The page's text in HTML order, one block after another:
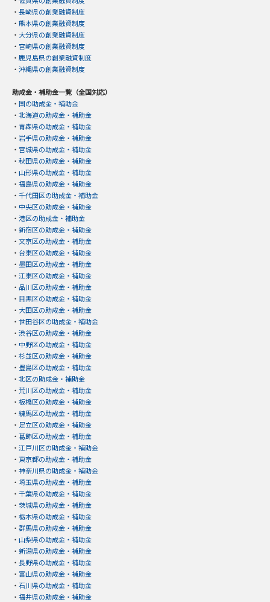
・ 長崎県の創業融資制度
・ 熊本県の創業融資制度
・ 大分県の創業融資制度
・ 宮崎県の創業融資制度
・ 鹿児島県の創業融資制度
・ 沖縄県の創業融資制度
助成金・補助金一覧（全国対応）
・ 国の助成金・補助金
・ 北海道の助成金・補助金
・ 青森県の助成金・補助金
・ 岩手県の助成金・補助金
・ 宮城県の助成金・補助金
・ 秋田県の助成金・補助金
・ 山形県の助成金・補助金
・ 福島県の助成金・補助金
・ 千代田区の助成金・補助金
・ 中央区の助成金・補助金
・ 港区の助成金・補助金
・ 新宿区の助成金・補助金
・ 文京区の助成金・補助金
・ 台東区の助成金・補助金
・ 墨田区の助成金・補助金
・ 江東区の助成金・補助金
・ 品川区の助成金・補助金
・ 目黒区の助成金・補助金
・ 大田区の助成金・補助金
・ 世田谷区の助成金・補助金
・ 渋谷区の助成金・補助金
・ 中野区の助成金・補助金
・ 杉並区の助成金・補助金
・ 豊島区の助成金・補助金
・ 北区の助成金・補助金
・ 荒川区の助成金・補助金
・ 板橋区の助成金・補助金
・ 練馬区の助成金・補助金
・ 足立区の助成金・補助金
・ 葛飾区の助成金・補助金
・ 江戸川区の助成金・補助金
・ 東京都の助成金・補助金
・ 神奈川県の助成金・補助金
・ 埼玉県の助成金・補助金
・ 千葉県の助成金・補助金
・ 茨城県の助成金・補助金
・ 栃木県の助成金・補助金
・ 群馬県の助成金・補助金
・ 山梨県の助成金・補助金
・ 新潟県の助成金・補助金
・ 長野県の助成金・補助金
・ 富山県の助成金・補助金
・ 石川県の助成金・補助金
・ 福井県の助成金・補助金